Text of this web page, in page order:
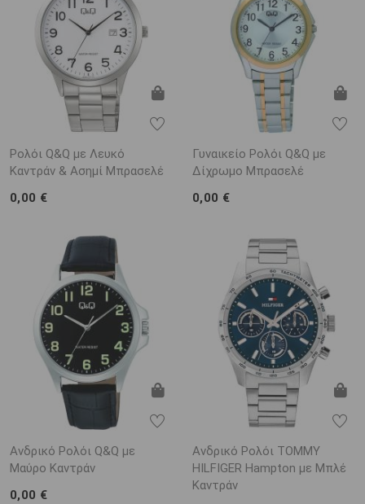
Ρολόι Q&Q με Λευκό
Καντράν & Ασημί Μπρασελέ
0,00 €
Γυναικείο Ρολόι Q&Q με
Δίχρωμο Μπρασελέ
0,00 €
Ανδρικό Ρολόι Q&Q με
Μαύρο Καντράν
0,00 €
Ανδρικό Ρολόι TOMMY
HILFIGER Hampton με Μπλέ
Καντράν